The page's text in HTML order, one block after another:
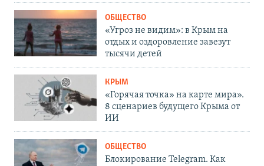
ОБЩЕСТВО
«Угроз не видим»: в Крым на
отдых и оздоровление завезут
тысячи детей
КРЫМ
«Горячая точка» на карте мира».
8 сценариев будущего Крыма от
ИИ
ОБЩЕСТВО
Блокирование Telegram. Как